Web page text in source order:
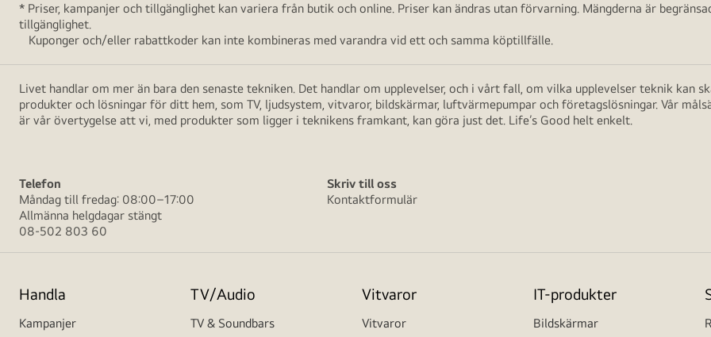
* Priser, kampanjer och tillgänglighet kan variera från butik och online. Priser kan ändras utan förvarning. Mängderna är
tillgänglighet.
Kuponger och/eller rabattkoder kan inte kombineras med varandra vid ett och samma köptillfälle.
Livet handlar om mer än bara den senaste tekniken. Det handlar om upplevelser, och i vårt fall, om vilka upplevelser teknik kan
produkter och lösningar för ditt hem, som TV, ljudsystem, vitvaror, bildskärmar, luftvärmepumpar och företagslösningar. Vår
är vår övertygelse att vi, med produkter som ligger i teknikens framkant, kan göra just det. Life’s Good helt enkelt.
Telefon
Måndag till fredag: 08:00–17:00
Allmänna helgdagar stängt
08-502 803 60
Skriv till oss
Kontaktformulär
Handla
Kampanjer
TV/Audio
TV & Soundbars
Vitvaror
Vitvaror
IT-produkter
Bildskärmar